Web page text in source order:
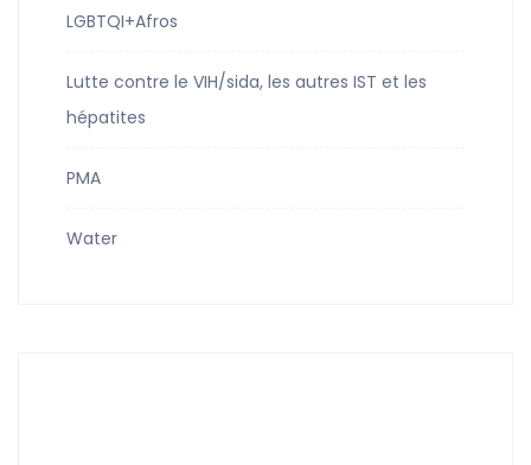
LGBTQI+Afros
Lutte contre le VIH/sida, les autres IST et les
hépatites
PMA
Water